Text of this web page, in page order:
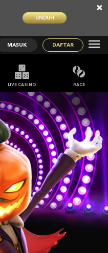
UNDUH
×
MASUK DAFTAR
LIVE CASINO RACE